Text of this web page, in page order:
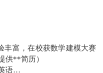
丰富，在校获数学建模大赛
供**简历）
语